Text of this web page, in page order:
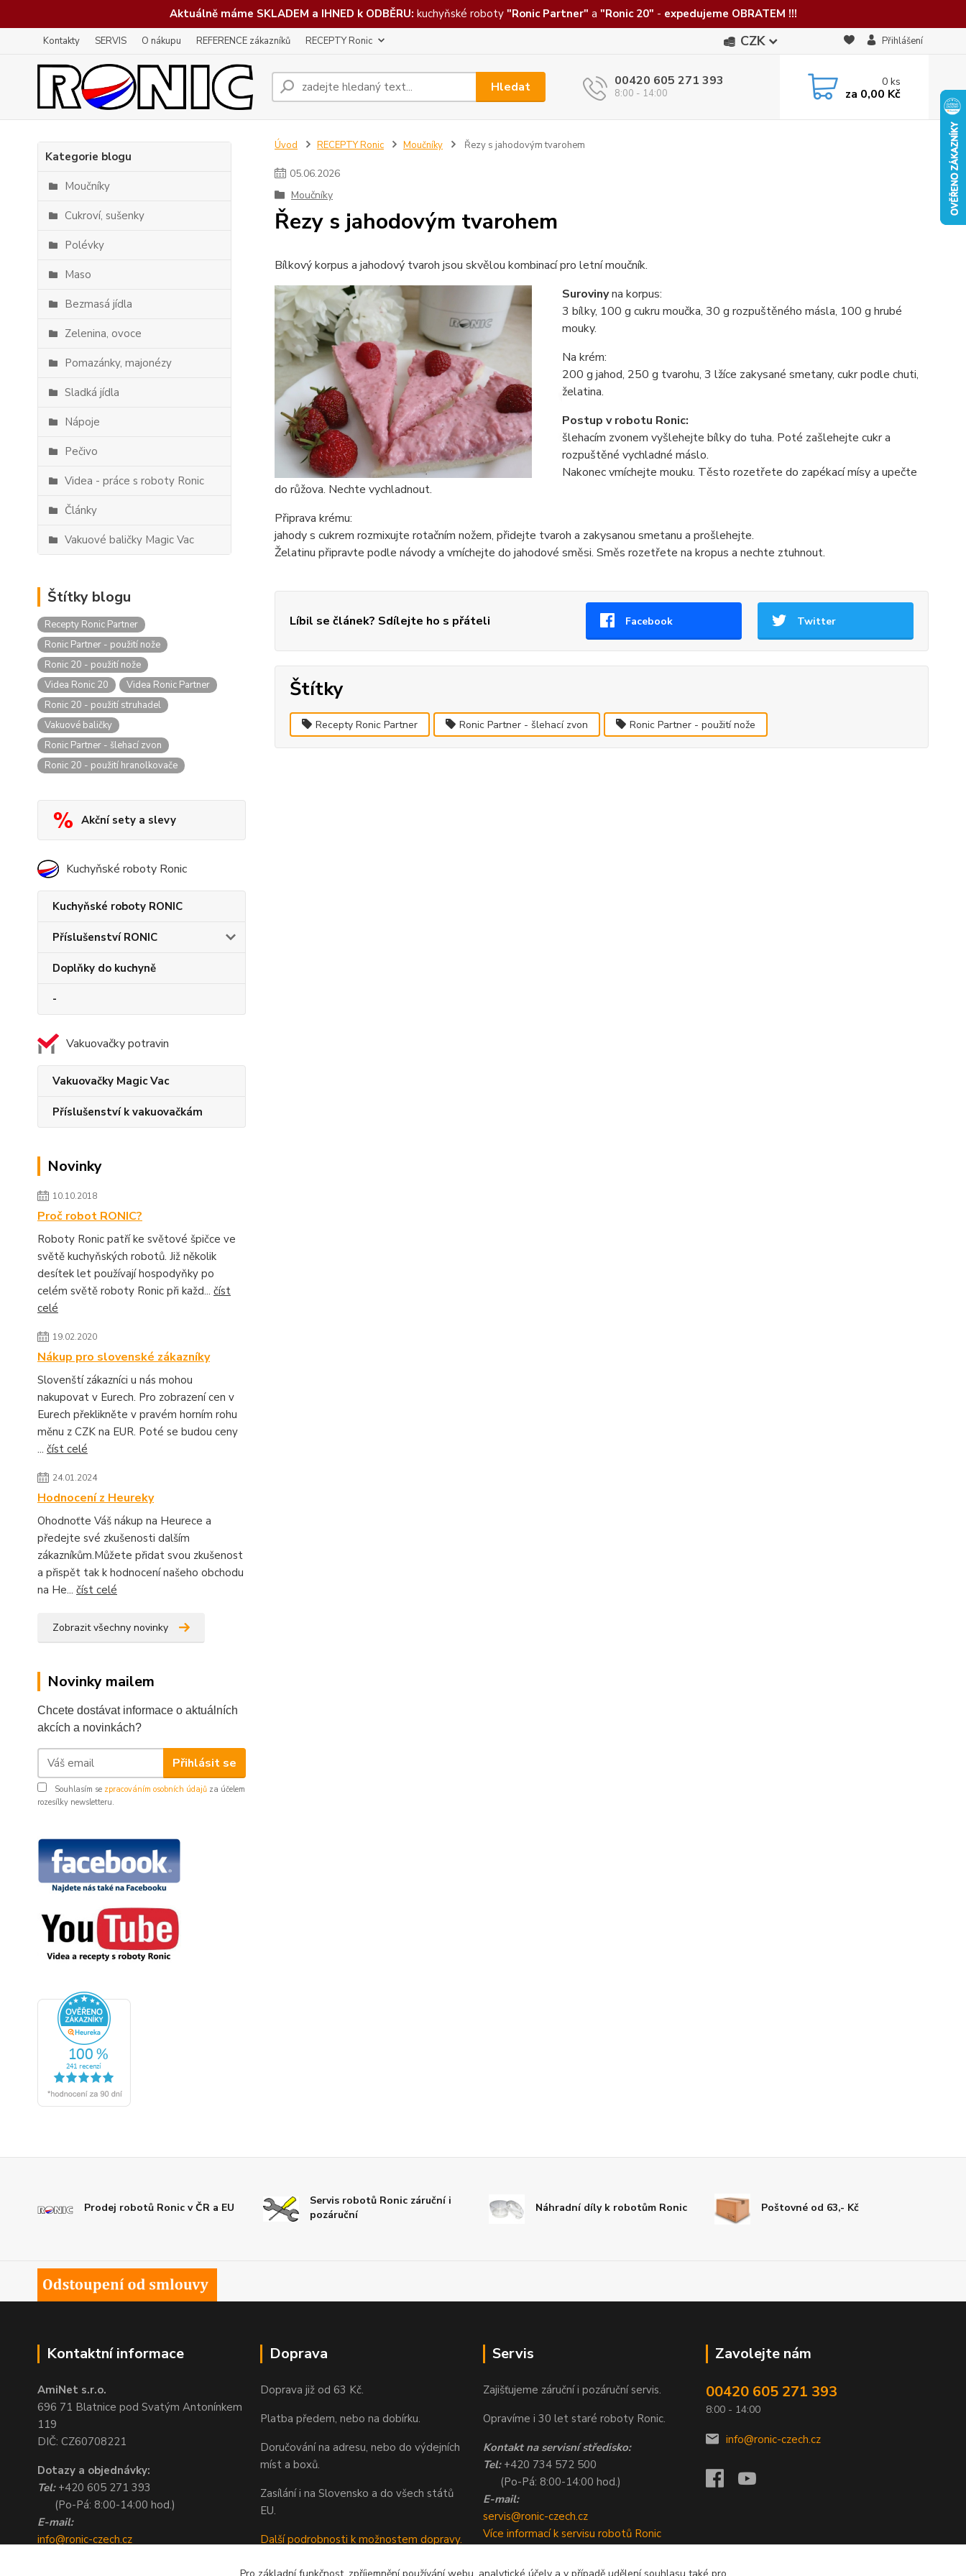
Aktuálně máme SKLADEM a IHNED k ODBĚRU: kuchyňské roboty "Ronic Partner" a "Ronic 20" - expedujeme OBRATEM !!!
Kontakty SERVIS O nákupu REFERENCE zákazníků RECEPTY Ronic CZK Přihlášení
Hledat 00420 605 271 393
8:00 - 14:00
0ks
za 0,00 Kč
Kategorie blogu
Moučníky
Cukroví, sušenky
Polévky
Maso
Bezmasá jídla
Zelenina, ovoce
Pomazánky, majonézy
Sladká jídla
Nápoje
Pečivo
Videa - práce s roboty Ronic
Články
Vakuové baličky Magic Vac
Štítky blogu
Recepty Ronic Partner
Ronic Partner - použití nože
Ronic 20 - použití nože
Videa Ronic 20
Videa Ronic Partner
Ronic 20 - použití struhadel
Vakuové baličky
Ronic Partner - šlehací zvon
Ronic 20 - použití hranolkovače
Akční sety a slevy
Kuchyňské roboty Ronic
Kuchyňské roboty RONIC
Příslušenství RONIC
Doplňky do kuchyně
-
Vakuovačky potravin
Vakuovačky Magic Vac
Příslušenství k vakuovačkám
Novinky
10.10.2018
Proč robot RONIC?
Roboty Ronic patří ke světové špičce ve
světě kuchyňských robotů. Již několik
desítek let používají hospodyňky po
celém světě roboty Ronic při každ... číst
celé
19.02.2020
Nákup pro slovenské zákazníky
Slovenští zákazníci u nás mohou
nakupovat v Eurech. Pro zobrazení cen v
Eurech překlikněte v pravém horním rohu
měnu z CZK na EUR. Poté se budou ceny
... číst celé
24.01.2024
Hodnocení z Heureky
Ohodnoťte Váš nákup na Heurece a
předejte své zkušenosti dalším
zákazníkům.Můžete přidat svou zkušenost
a přispět tak k hodnocení našeho obchodu
na He... číst celé
Zobrazit všechny novinky
Novinky mailem
Chcete dostávat informace o aktuálních
akcích a novinkách?
Přihlásit se
Souhlasím se zpracováním osobních údajů za účelem
rozesílky newsletteru.
Úvod RECEPTY Ronic Moučníky Řezy s jahodovým tvarohem
05.06.2026
Moučníky
Řezy s jahodovým tvarohem
Bílkový korpus a jahodový tvaroh jsou skvělou kombinací pro letní moučník.
Surovinyna korpus:
3 bílky, 100 g cukru moučka, 30 g rozpuštěného másla, 100 g hrubé
mouky.
Na krém:
200 g jahod, 250 g tvarohu, 3 lžíce zakysané smetany, cukr podle chuti,
želatina.
Postup v robotu Ronic:
šlehacím zvonem vyšlehejte bílky do tuha. Poté zašlehejte cukr a
rozpuštěné vychladné máslo.
Nakonec vmíchejte mouku. Těsto rozetřete do zapékací mísy a upečte
do růžova. Nechte vychladnout.
Připrava krému:
jahody s cukrem rozmixujte rotačním nožem, přidejte tvaroh a zakysanou smetanu a prošlehejte.
Želatinu připravte podle návody a vmíchejte do jahodové směsi. Směs rozetřete na kropus a nechte ztuhnout.
Líbil se článek? Sdílejte ho s přáteli Facebook Twitter
Štítky
Recepty Ronic Partner Ronic Partner - šlehací zvon Ronic Partner - použití nože
Prodej robotů Ronic v ČR a EU
Servis robotů Ronic záruční i
pozáruční
Náhradní díly k robotům Ronic Poštovné od 63,- Kč
Kontaktní informace
AmiNet s.r.o.
696 71 Blatnice pod Svatým Antonínkem
119
DIČ: CZ60708221
Dotazy a objednávky:
Tel:+420 605 271 393
(Po-Pá: 8:00-14:00 hod.)
E-mail:
info@ronic-czech.cz
Doprava
Doprava již od 63 Kč.
Platba předem, nebo na dobírku.
Doručování na adresu, nebo do výdejních
míst a boxů.
Zasílání i na Slovensko a do všech států
EU.
Další podrobnosti k možnostem dopravy.
Servis
Zajišťujeme záruční i pozáruční servis.
Opravíme i 30 let staré roboty Ronic.
Kontakt na servisní středisko:
Tel:+420 734 572 500
(Po-Pá: 8:00-14:00 hod.)
E-mail:
servis@ronic-czech.cz
Více informací k servisu robotů Ronic
Zavolejte nám
00420 605 271 393
8:00 - 14:00
info@ronic-czech.cz